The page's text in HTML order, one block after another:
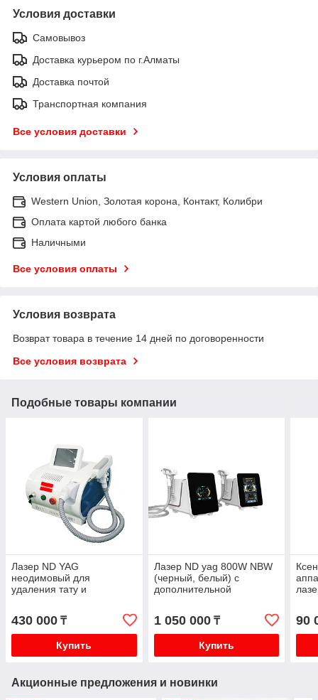
Условия доставки
Самовывоз
Доставка курьером по г.Алматы
Доставка почтой
Транспортная компания
Все условия доставки
Условия оплаты
Western Union, Золотая корона, Контакт, Колибри
Оплата картой любого банка
Наличными
Все условия оплаты
Условия возврата
Возврат товара в течение 14 дней по договоренности
Все условия возврата
Подобные товары компании
Лазер ND YAG
неодимовый для
удаления тату и
430 000 ₸
Купить
Лазер ND yag 800W NBW
(черный, белый) с
дополнительной
1 050 000₸
Купить
90
Акционные предложения и новинки